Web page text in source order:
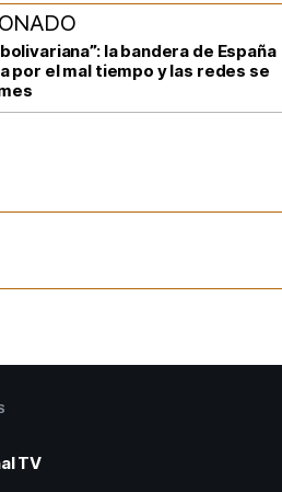
la bandera de España
por el mal tiempo y las redes se
TV